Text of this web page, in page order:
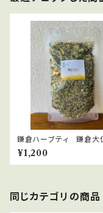
鎌倉ハーブティ 鎌倉
ｇ
¥1,200
同じカテゴリの商品